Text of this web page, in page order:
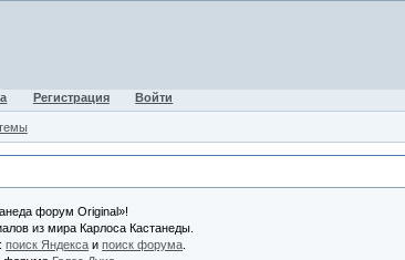
Регистрация Войти
форум Original»!
из мира Карлоса Кастанеды.
поиск Яндекса ипоиск форума